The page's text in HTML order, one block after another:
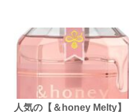
人気の【＆honey Melty】